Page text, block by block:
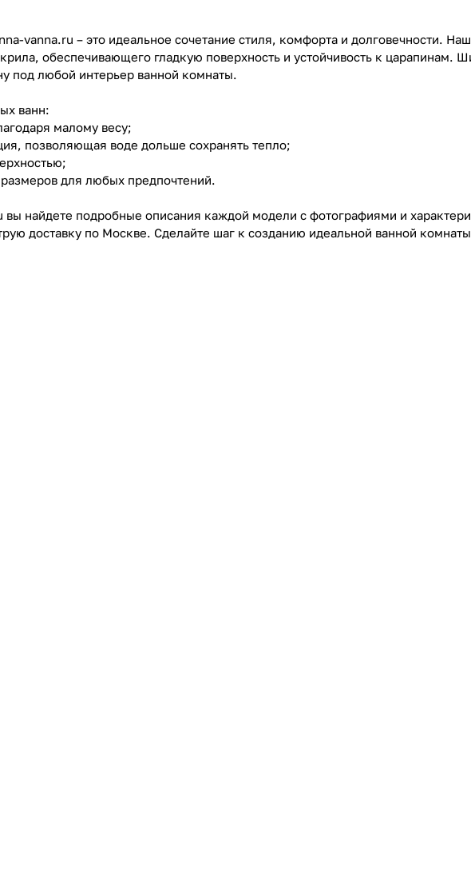
vanna.ru – это идеальное сочетание стиля, комфорта и долговечности.
обеспечивающего гладкую поверхность и устойчивость к царапинам.
под любой интерьер ванной комнаты.
ванн:
малому весу;
позволяющая воде дольше сохранять тепло;
для любых предпочтений.
вы найдете подробные описания каждой модели с фотографиями и
доставку по Москве. Сделайте шаг к созданию идеальной ванной